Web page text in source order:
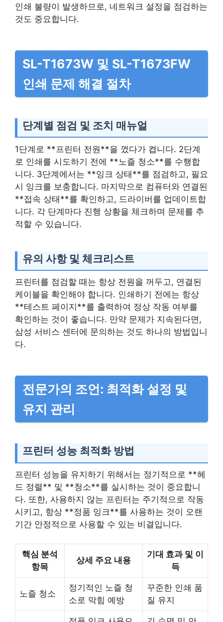
인쇄 불량이 발생하므로, 네트워크 설정을 점검하는
것도 중요합니다.
SL-T1673W 및 SL-T1673FW
인쇄 문제 해결 절차
단계별 점검 및 조치 매뉴얼
1단계로 **프린터 전원**을 껐다가 켭니다. 2단계
로 인쇄를 시도하기 전에 **노즐 청소**를 수행합
니다. 3단계에서는 **잉크 상태**를 점검하고, 필요
시 잉크를 보충합니다. 마지막으로 컴퓨터와 연결된
**접속 상태**를 확인하고, 드라이버를 업데이트합
니다. 각 단계마다 진행 상황을 체크하며 문제를 추
적할 수 있습니다.
유의 사항 및 체크리스트
프린터를 점검할 때는 항상 전원을 꺼두고, 연결된
케이블을 확인해야 합니다. 인쇄하기 전에는 항상
**테스트 페이지**를 출력하여 정상 작동 여부를
확인하는 것이 좋습니다. 만약 문제가 지속된다면,
삼성 서비스 센터에 문의하는 것도 하나의 방법입니
다.
전문가의 조언: 최적화 설정 및
유지 관리
프린터 성능 최적화 방법
프린터 성능을 유지하기 위해서는 정기적으로 **헤
드 정렬** 및 **청소**를 실시하는 것이 중요합니
다. 또한, 사용하지 않는 프린터는 주기적으로 작동
시키고, 항상 **정품 잉크**를 사용하는 것이 오랜
기간 안정적으로 사용할 수 있는 비결입니다.
핵심 분석
항목
상세 주요 내용
기대 효과 및 이
득
노즐 청소
정기적인 노즐 청
소로 막힘 예방
꾸준한 인쇄 품
질 유지